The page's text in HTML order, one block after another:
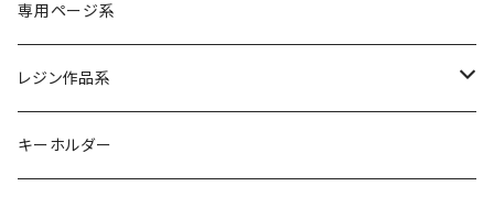
専用ページ系
レジン作品系
レジンリング
キーホルダー